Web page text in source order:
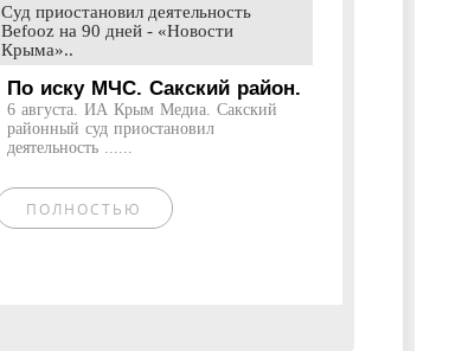
Суд приостановил деятельность
Befooz на 90 дней - «Новости
Крыма»..
По иску МЧС. Сакский район.
6 августа. ИА Крым Медиа. Сакский
районный суд приостановил
деятельность ......
ПОЛНОСТЬЮ